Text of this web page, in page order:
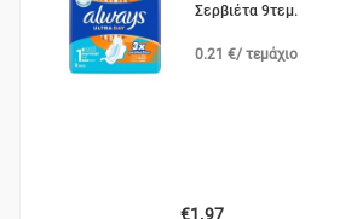
Σερβιέτα 9τεμ.
0.21 €/ τεμάχιο
€1.97